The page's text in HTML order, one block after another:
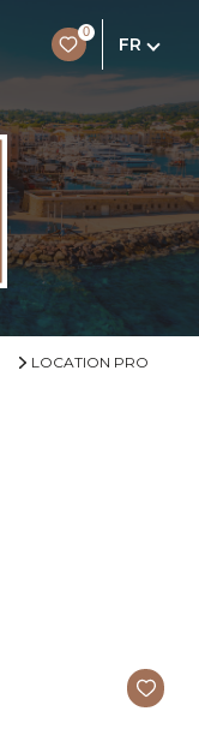
0
FR
LOCATION PRO